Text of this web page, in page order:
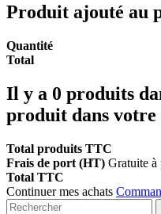
Produit ajouté au
Quantité
Total
Il y a 0 produits
produit dans votre
Total produits TTC
Frais de port (HT) Gratuite à
Total TTC
Continuer mes achats